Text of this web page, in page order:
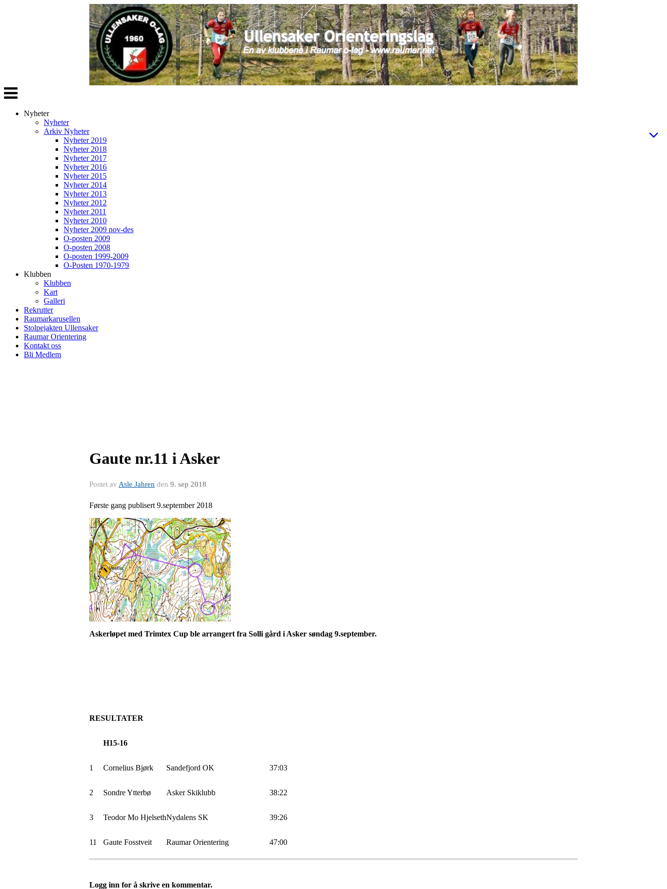
Veksle
navigasjon
Nyheter
Nyheter
Arkiv Nyheter
Nyheter 2019
Nyheter 2018
Nyheter 2017
Nyheter 2016
Nyheter 2015
Nyheter 2014
Nyheter 2013
Nyheter 2012
Nyheter 2011
Nyheter 2010
Nyheter 2009 nov-des
O-posten 2009
O-posten 2008
O-posten 1999-2009
O-Posten 1970-1979
Klubben
Klubben
Kart
Galleri
Rekrutter
Raumarkarusellen
Stolpejakten Ullensaker
Raumar Orientering
Kontakt oss
Bli Medlem
Gaute nr.11 i Asker
Postet av Asle Jahren den 9. sep 2018
Første gang publisert 9.september 2018
Askerløpet med Trimtex Cup ble arrangert fra Solli gård i Asker søndag 9.september.
RESULTATER
H15-16
1 Cornelius Bjørk Sandefjord OK 37:03
2 Sondre Ytterbø Asker Skiklubb 38:22
3 Teodor Mo HjelsethNydalens SK 39:26
11 Gaute Fosstveit Raumar Orientering 47:00
Logg inn for å skrive en kommentar.